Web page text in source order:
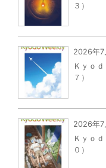
３）
2026年7
Ｋｙｏ
７）
2026年7
Ｋｙｏ
０）